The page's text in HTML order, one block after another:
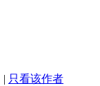
| 只看该作者